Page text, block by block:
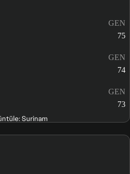
GEN
75
GEN
74
GEN
73
Surinam